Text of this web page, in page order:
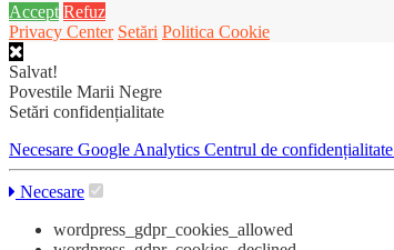
Accept Refuz
Privacy Center Setări Politica Cookie
Salvat!
Povestile Marii Negre
Setări confidențialitate
Necesare Google Analytics Centrul de confidențialitate
Necesare
wordpress_gdpr_cookies_allowed